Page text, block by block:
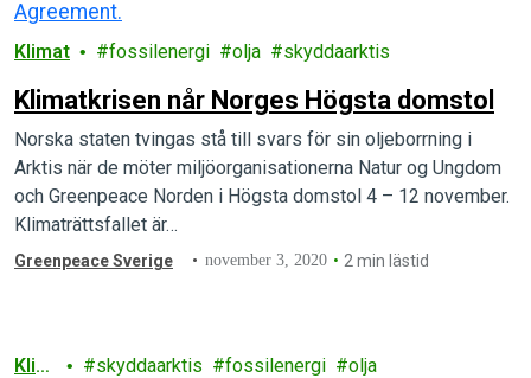
Klimat fossilenergi olja skyddaarktis
Klimatkrisen når Norges Högsta domstol
Norska staten tvingas stå till svars för sin oljeborrning i
Arktis när de möter miljöorganisationerna Natur og Ungdom
och Greenpeace Norden i Högsta domstol 4 – 12 november.
Klimaträttsfallet är…
Greenpeace Sverige november 3, 2020 2 min lästid
Klim
skyddaarktis fossilenergi
olja